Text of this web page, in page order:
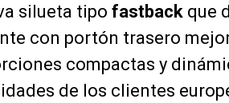
silueta tipo fastback que
con portón trasero
compactas y
de los clientes